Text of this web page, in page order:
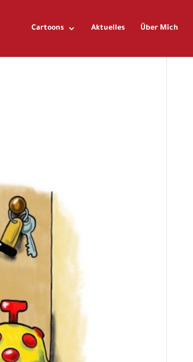
Cartoons Aktuelles Über Mich